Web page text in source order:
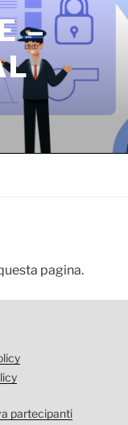
–
pagina.
partecipanti